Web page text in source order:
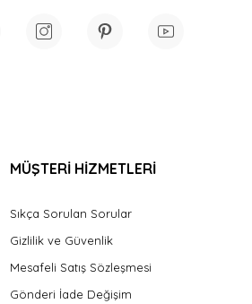
MÜŞTERİ HİZMETLERİ
Sıkça Sorulan Sorular
Gizlilik ve Güvenlik
Mesafeli Satış Sözleşmesi
Gönderi İade Değişim